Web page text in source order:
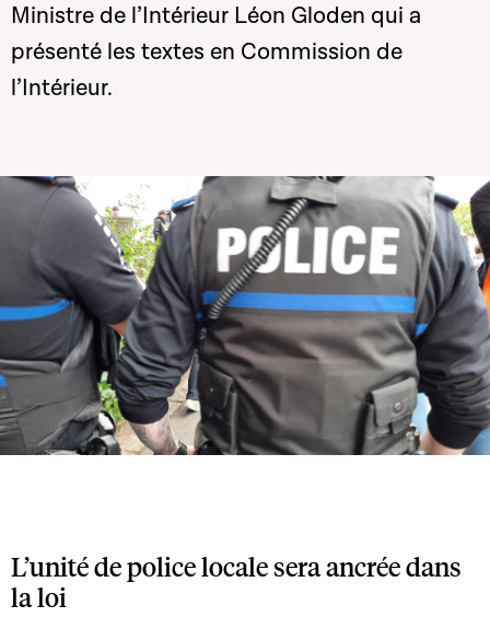
Ministre de l’Intérieur Léon Gloden qui a
présenté les textes en Commission de
l’Intérieur.
L’unité de police locale sera ancrée dans
la loi